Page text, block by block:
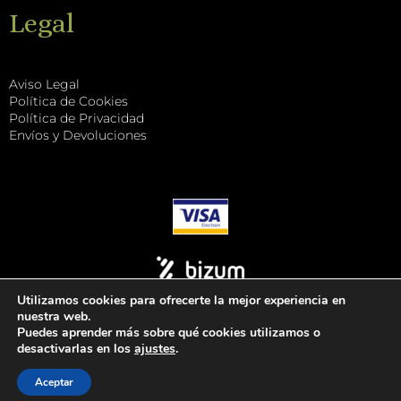
Legal
Aviso Legal
Política de Cookies
Política de Privacidad
Envíos y Devoluciones
Utilizamos cookies para ofrecerte la mejor experiencia en
nuestra web.
Puedes aprender más sobre qué cookies utilizamos o
desactivarlas en los ajustes.
Aceptar